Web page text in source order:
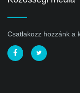
Csatlakozz hozzánk a